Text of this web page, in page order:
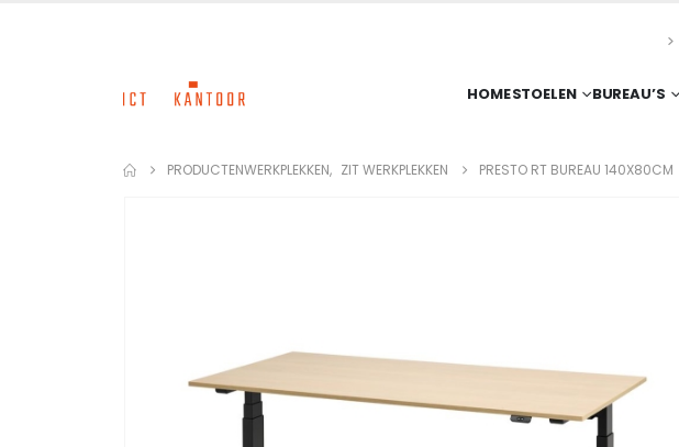
HOMESTOELEN BUREAU’S
PRODUCTENWERKPLEKKEN, ZIT WERKPLEKKEN PRESTO RT BUREAU 140X80CM